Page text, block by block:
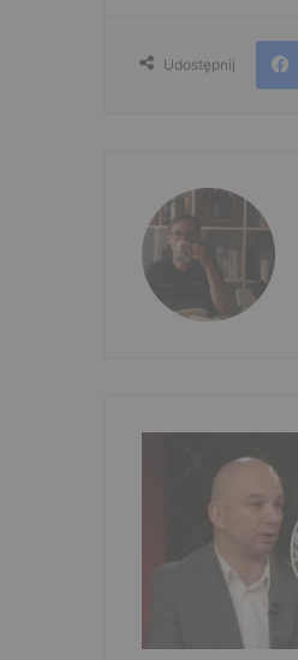
Udostępnij